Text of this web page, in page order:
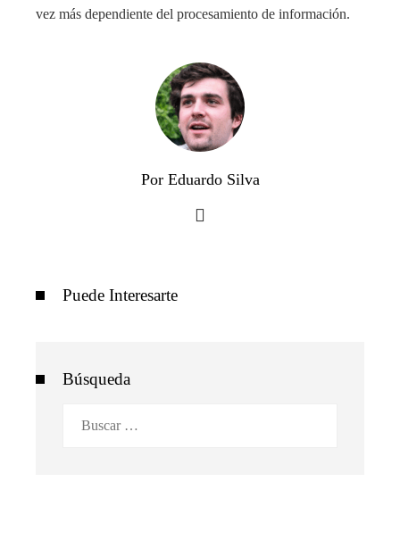
vez más dependiente del procesamiento de información.
Por Eduardo Silva
Puede Interesarte
Búsqueda